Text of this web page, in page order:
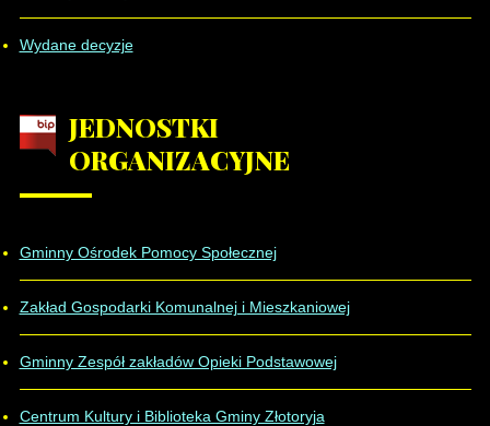
Wydane decyzje
JEDNOSTKI
ORGANIZACYJNE
Gminny Ośrodek Pomocy Społecznej
Zakład Gospodarki Komunalnej i Mieszkaniowej
Gminny Zespół zakładów Opieki Podstawowej
Centrum Kultury i Biblioteka Gminy Złotoryja